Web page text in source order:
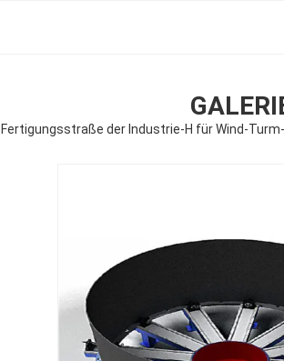
der Industrie-H für Wind-